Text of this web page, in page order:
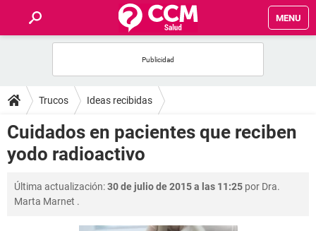
MENU
FOROS
SALUD
FAMILIA
NUTRICIÓN
Trucos Ideas recibidas
Cuidados en pacientes que reciben
yodo radioactivo
Última actualización:30 de julio de 2015 a las 11:25 por Dra.
Marta Marnet .